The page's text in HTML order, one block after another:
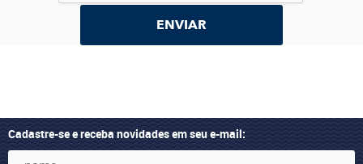
ENVIAR
Cadastre-se e receba novidades em seu e-mail: